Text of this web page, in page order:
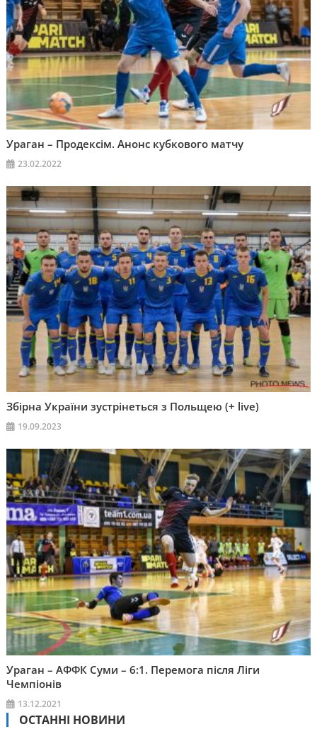
Ураган – Продексім. Анонс кубкового матчу
23.02.2022
Збірна України зустрінеться з Польщею (+ live)
19.09.2023
Ураган – АФФК Суми – 6:1. Перемога після Ліги
Чемпіонів
13.12.2021
ОСТАННІ НОВИНИ